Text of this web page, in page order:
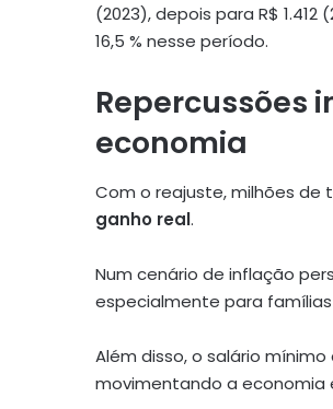
(2023), depois para R$
16,5 % nesse período.
Repercussões
economia
Com o reajuste, milhões de
ganho real.
Num cenário de inflação
especialmente para
Além disso, o salário
movimentando a economia